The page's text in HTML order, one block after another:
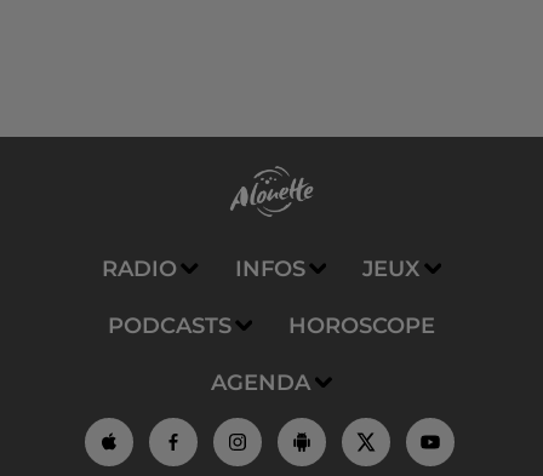
RADIO INFOS JEUX
PODCASTS HOROSCOPE
AGENDA